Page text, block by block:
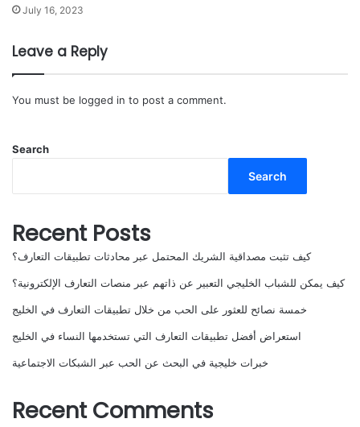
July 16, 2023
Leave a Reply
You must be logged in to post a comment.
Search
Search
Recent Posts
كيف تثبت مصداقية الشريك المحتمل عبر محادثات تطبيقات التعارف؟
كيف يمكن للشباب الخليجي التعبير عن ذاتهم عبر منصات التعارف الإلكترونية؟
خمسة نصائح للعثور على الحب من خلال تطبيقات التعارف في الخليج
استعراض أفضل تطبيقات التعارف التي تستخدمها النساء في الخليج
خبرات خليجية في البحث عن الحب عبر الشبكات الاجتماعية
Recent Comments